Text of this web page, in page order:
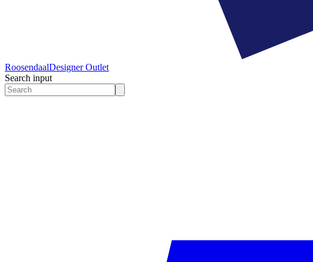
RoosendaalDesigner Outlet
Search input